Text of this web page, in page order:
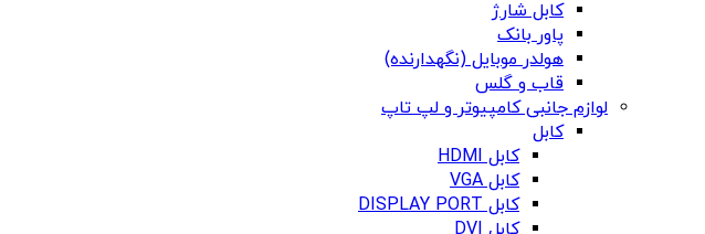
کابل شارژ
پاور بانک
هولدر موبایل (نگهدارنده)
قاب و گلس
لوازم جانبی کامپیوتر و لپ تاپ
کابل
کابل HDMI
کابل VGA
کابل DISPLAY PORT